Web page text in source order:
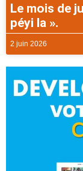
Le mois de
péyi la ».
2 juin 2026